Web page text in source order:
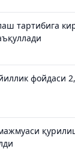
тартибига
фойдаси